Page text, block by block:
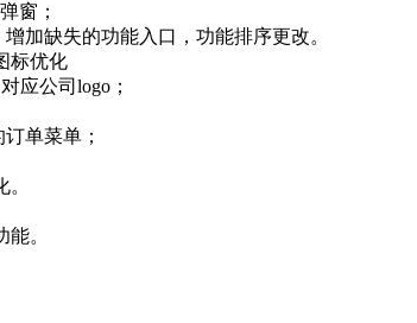
窗；
加缺失的功能入口，功能排序更改。
标优化
应公司logo；
单菜单；
。